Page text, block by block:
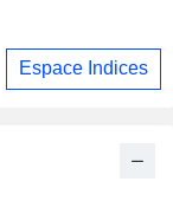
Espace Indices